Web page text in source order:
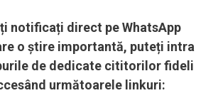
notificați direct pe WhatsApp
o știre importantă, puteți intra
de dedicate cititorilor fideli
următoarele linkuri: